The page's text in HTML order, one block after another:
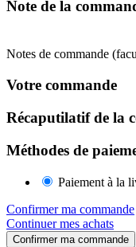
Note de la
Notes de commande
Votre commande
Récaputilatif de la
Méthodes de
Paiement à la
Confirmer ma commande
Continuer mes achats
Confirmer ma commande